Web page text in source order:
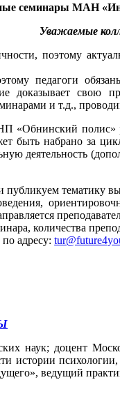
семинары МАН
Уважаемые
поэтому
педагоги
доказывает
и т.д.,
«Обнинский
быть набрано за
деятельность
тематику
количества
по адресу:
наук; доцент
истории
ведущий